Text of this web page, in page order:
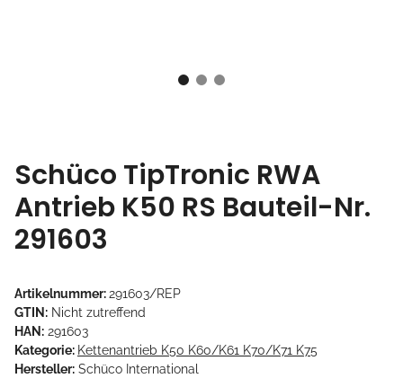
Schüco TipTronic RWA
Antrieb K50 RS Bauteil-Nr.
291603
Artikelnummer:291603/REP
GTIN: Nicht zutreffend
HAN: 291603
Kategorie: Kettenantrieb K50 K60/K61 K70/K71 K75
Hersteller: Schüco International